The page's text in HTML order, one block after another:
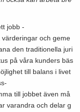
jobb -
och geme
den traditionella juri
på våra kunders bäs
till balans i livet
till jobbet även må
varandra och delar g